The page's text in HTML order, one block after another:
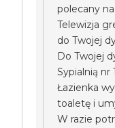
polecany
Telewizja
do Twojej
Do Twojej
Sypialnią nr
Łazienka
toaletę i
W razie